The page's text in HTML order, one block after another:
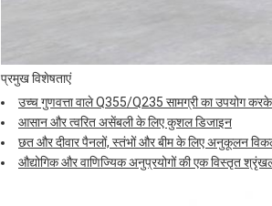
प्रमुख विशेषताएं
उच्च गुणवत्ता वाले Q355/Q235 सामग्री का उपयोग
आसान और त्वरित असेंबली के लिए कुशल डिजाइन
छत और दीवार पैनलों, स्तंभों और बीम के लिए अनुकूलन
औद्योगिक और वाणिज्यिक अनुप्रयोगों की एक विस्तृत